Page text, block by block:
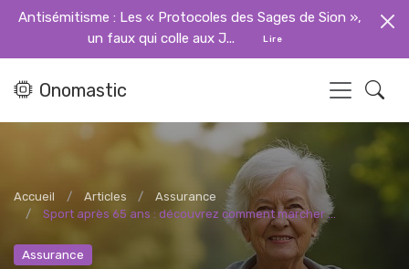
Antisémitisme : Les « Protocoles des Sages de Sion »,
un faux qui colle aux J...
Lire
Onomastic
Accueil Articles
Assurance
Sport après 65 ans : découvrez comment marcher ...
Assurance